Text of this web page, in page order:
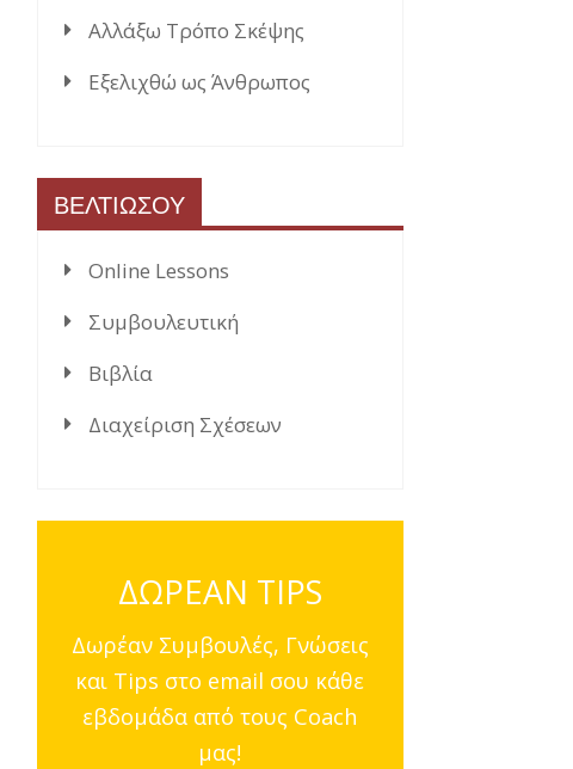
Αλλάξω Τρόπο Σκέψης
Εξελιχθώ ως Άνθρωπος
ΒΕΛΤΙΩΣΟΥ
Online Lessons
Συμβουλευτική
Βιβλία
Διαχείριση Σχέσεων
ΔΩΡΕΑΝ TIPS
Δωρέαν Συμβουλές, Γνώσεις
και Tips στο email σου κάθε
εβδομάδα από τους Coach
μας!